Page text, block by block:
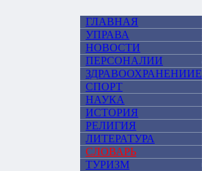
ГЛАВНАЯ
УПРАВА
НОВОСТИ
ПЕРСОНАЛИИ
ЗДРАВООХРАНЕНИИЕ
СПОРТ
НАУКА
ИСТОРИЯ
РЕЛИГИЯ
ЛИТЕРАТУРА
СЛОВАРЬ
ТУРИЗМ